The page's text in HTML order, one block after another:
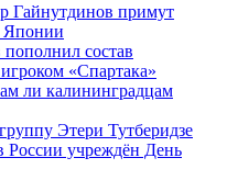
Гайнутдинов примут
Японии
состав
«Спартака»
ли калининградцам
Этери Тутберидзе
России учреждён День